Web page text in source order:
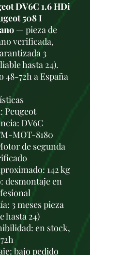
DV6C 1.6 HDi
508 I
— pieza de
verificada,
3
hasta 24).
48-72h a España
DV6C
MOT-8180
de segunda
142 kg
desmontaje en
3 meses pieza
hasta 24)
en stock,
bajo pedido